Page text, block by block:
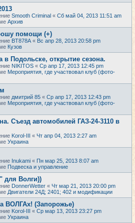
Smooth Criminal « Сб май 04, 2013 11:51 am
Архив
помощи (+)
BT878A « Вс апр 28, 2013 20:58 pm
Кузов
в Подольске, открытие сезона.
NIKITOS « Ср апр 17, 2013 12:45 pm
Мероприятия, где участвовал клуб (фото-
дмитрий 85 « Ср апр 17, 2013 12:43 pm
Мероприятия, где участвовал клуб (фото-
Съезд автомобилей ГАЗ-24-3110 в
Korol-III « Чт апр 04, 2013 2:27 am
Украина
Inukami « Пн мар 25, 2013 8:07 am
Подвеска и управление
для Волги))
DonnerWetter « Чт мар 21, 2013 20:00 pm
Двигатели 24Д; 2401; 402 и модификации
ВОЛГАх! (Запорожье)
Korol-III « Ср мар 13, 2013 23:27 pm
Украина